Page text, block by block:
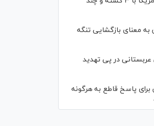
به معنای بازگشایی تنگه
۶ کشتی عربستانی در پی تهدید
برای پاسخ قاطع به هرگونه